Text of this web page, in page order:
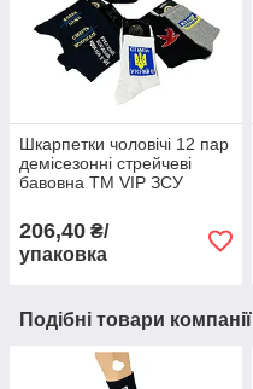
Шкарпетки чоловічі 12 пар
демісезонні стрейчеві
бавовна ТМ VIP ЗСУ
206,40 ₴/
упаковка
Подібні товари компанії